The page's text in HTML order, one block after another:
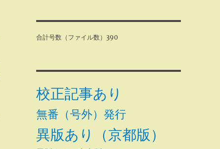
合計号数（ファイル数）390
校正記事あり
無番（号外）発行
異版あり（京都版）